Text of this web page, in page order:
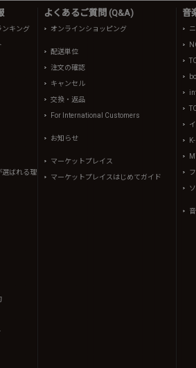
ンキング
選ばれる理
よくあるご質問 (Q&A)
オンラインショッピング
配送単位
注文の確認
キャンセル
交換・返品
For International Customers
お知らせ
マーケットプレイス
マーケットプレイスはじめてガイド
音